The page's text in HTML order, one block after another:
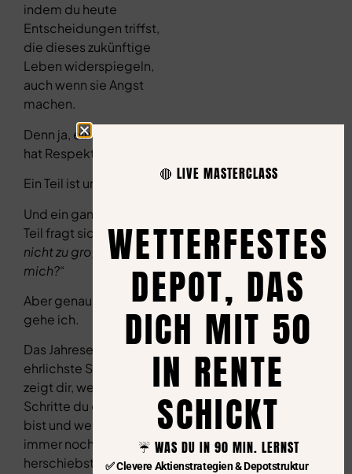
indem du heute
Entscheidungen triffst,
die dieses zukünftige
Leben widerspiegeln,
auch wenn sie Angst
machen.
Denn ja, ein Teil von mir
hat Respekt.
Ein Teil ist unsicher.
Und ein ganz kleiner
Teil fragt sich: „Ist das
nicht zu groß für
mich?“
Aber genau deshalb
gehe ich.
Das Jahresende ist der
ehrlichste Spiegel. Es
zeigt dir, welche
Schritte du gegangen
bist und welche du
immer noch vor dir
herschiebst.
🔴 LIVE MASTERCLASS
WETTERFESTES
DEPOT, DAS
DICH MIT 50
IN RENTE
SCHICKT
☔️ WAS DU IN 90 MIN. LERNST
✅ Clevere Aktienstrategien & Depotstruktur